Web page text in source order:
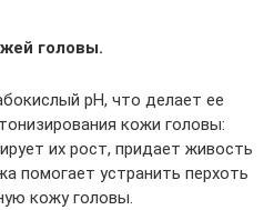
головы.
рН, что делает ее
кожи головы:
их рост, придает живость
помогает устранить перхоть
кожу головы.